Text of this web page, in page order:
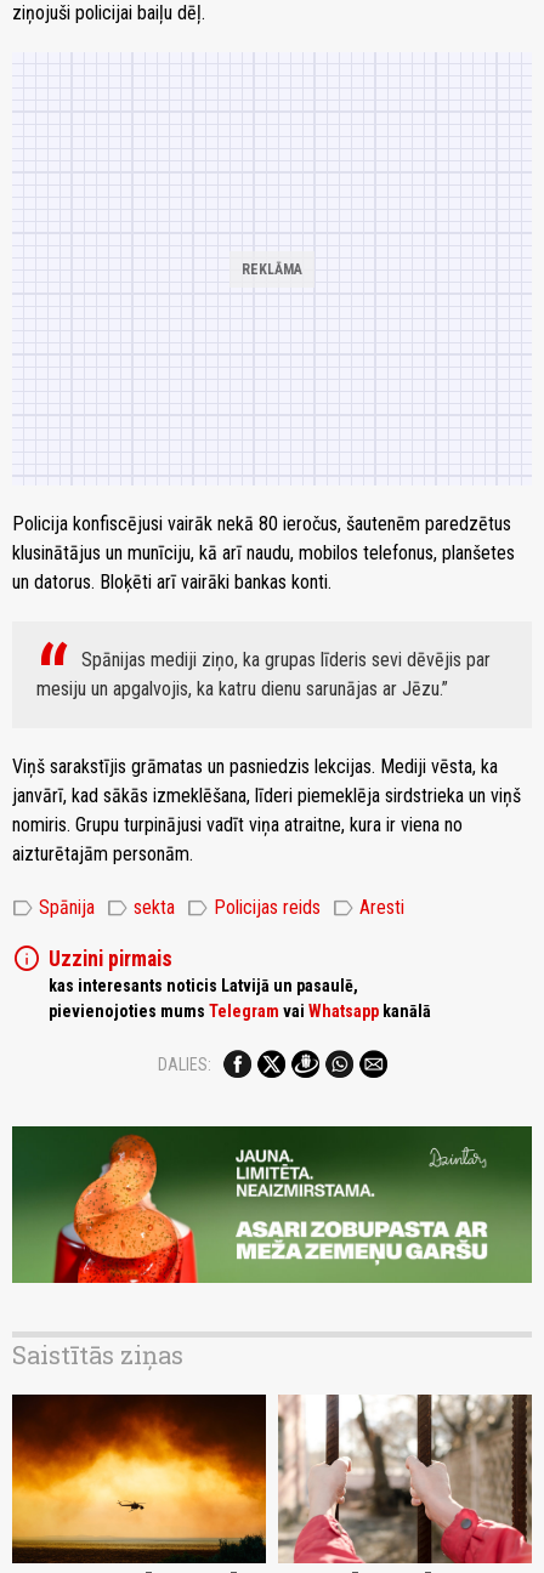
ziņojuši policijai baiļu dēļ.
Policija konfiscējusi vairāk nekā 80 ieročus, šautenēm paredzētus
klusinātājus un munīciju, kā arī naudu, mobilos telefonus, planšetes
un datorus. Bloķēti arī vairāki bankas konti.
Spānijas mediji ziņo, ka grupas līderis sevi dēvējis par
mesiju un apgalvojis, ka katru dienu sarunājas ar Jēzu.
Viņš sarakstījis grāmatas un pasniedzis lekcijas. Mediji vēsta, ka
janvārī, kad sākās izmeklēšana, līderi piemeklēja sirdstrieka un viņš
nomiris. Grupu turpinājusi vadīt viņa atraitne, kura ir viena no
aizturētajām personām.
label Spānija label sekta label Policijas reids label Aresti
info Uzzini pirmais
kas interesants noticis Latvijā un pasaulē,
pievienojoties mums Telegram vai Whatsapp kanālā
DALIES:
Saistītās ziņas